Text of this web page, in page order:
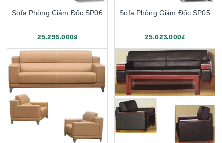
Sofa Phòng Giám Đốc SP06
25.296.000₫
Sofa Phòng Giám Đốc SP05
25.023.000₫